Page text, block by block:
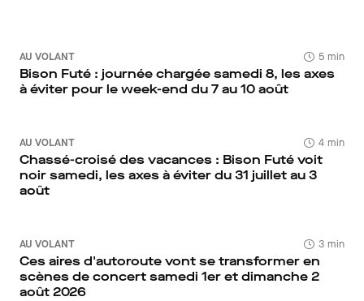
AU VOLANT 5 min
Bison Futé : journée chargée samedi 8, les axes
à éviter pour le week-end du 7 au 10 août
AU VOLANT 4 min
Chassé-croisé des vacances : Bison Futé voit
noir samedi, les axes à éviter du 31 juillet au 3
août
AU VOLANT 3 min
Ces aires d'autoroute vont se transformer en
scènes de concert samedi 1er et dimanche 2
août 2026